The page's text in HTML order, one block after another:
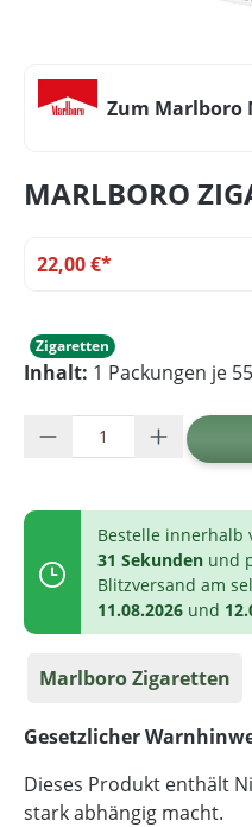
Zum Marlboro
MARLBORO
22,00 €*
Zigaretten
Inhalt: 1 Packungen je
Produkt Anzahl:
Bestelle innerhalb
30 Sekunden und
Blitzversand am
11.08.2026 und
Marlboro Zigaretten
Gesetzlicher
Dieses Produkt enthält
stark abhängig macht.